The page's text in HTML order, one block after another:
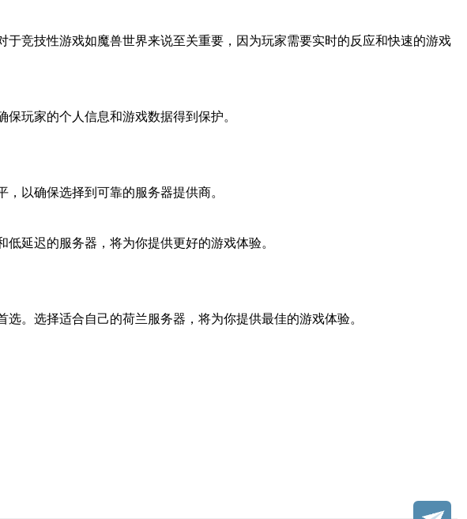
竞技性游戏如魔兽世界来说至关重要，因为玩家需要实时的反应和快速的游戏
玩家的个人信息和游戏数据得到保护。
以确保选择到可靠的服务器提供商。
延迟的服务器，将为你提供更好的游戏体验。
。选择适合自己的荷兰服务器，将为你提供最佳的游戏体验。